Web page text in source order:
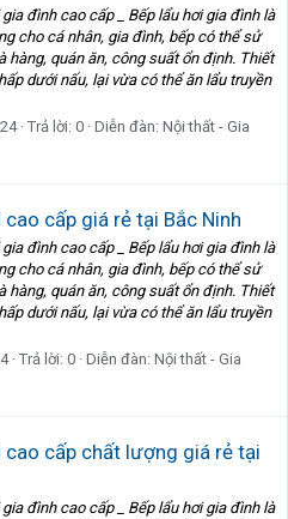
đình cao cấp _ Bếp lẩu hơi gia đình là
cho cá nhân, gia đình, bếp có thể sử
hàng, quán ăn, công suất ổn định. Thiết
dưới nấu, lại vừa có thể ăn lẩu truyền
Trả lời: 0 Diễn đàn: Nội thất - Gia
cao cấp giá rẻ tại Bắc Ninh
đình cao cấp _ Bếp lẩu hơi gia đình là
cho cá nhân, gia đình, bếp có thể sử
hàng, quán ăn, công suất ổn định. Thiết
dưới nấu, lại vừa có thể ăn lẩu truyền
Trả lời: 0 Diễn đàn: Nội thất - Gia
cao cấp chất lượng giá rẻ tại
đình cao cấp _ Bếp lẩu hơi gia đình là